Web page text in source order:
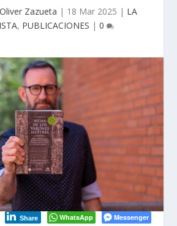
Oliver Zazueta | 18 Mar 2025 | LA
, PUBLICACIONES | 0
Share WhatsApp Messenger